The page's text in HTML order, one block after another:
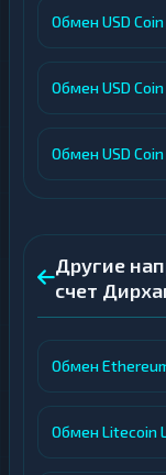
Обмен USD
Обмен USD Coin
Обмен USD
Другие
счет
Обмен
Обмен Litecoin